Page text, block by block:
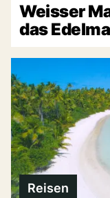
Weisser
das
Reisen